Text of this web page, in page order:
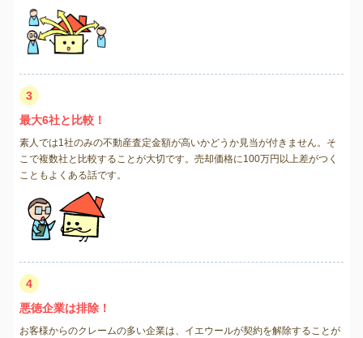
3
最大6社と比較！
素人では1社のみの不動産査定金額が高いかどうか見当が付きません。そ
こで複数社と比較することが大切です。売却価格に100万円以上差がつく
こともよくある話です。
4
悪徳企業は排除！
お客様からのクレームの多い企業は、イエウールが契約を解除することが